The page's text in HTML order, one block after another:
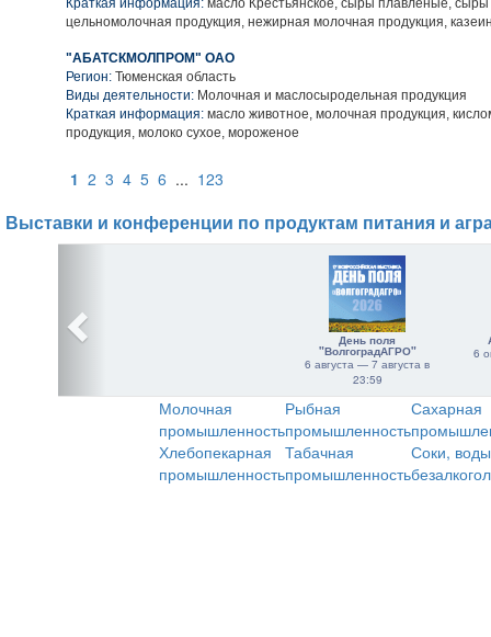
Краткая информация: масло Крестьянское, сыры плавленые,
цельномолочная продукция, нежирная молочная продукция,
"АБАТСКМОЛПРОМ" ОАО
Регион: Тюменская область
Виды деятельности: Молочная и маслосыродельная продукция
Краткая информация: масло животное, молочная продукция,
продукция, молоко сухое, мороженое
1 2 3 4 5 6 ... 123
Выставки и конференции по продуктам питания и
День поля
"ВолгоградАГРО"
6 августа — 7 августа в
23:59
6
Молочная
промышленность
Рыбная
промышленность
Сахарная
Хлебопекарная
промышленность
Табачная
промышленность
Соки,